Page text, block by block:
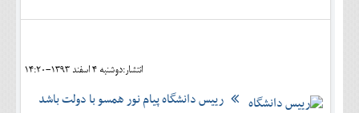
انتشار:دوشنبه 4 اسفند 1393-14:20
رییس دانشگاه پیام نور همسو با دولت باشد